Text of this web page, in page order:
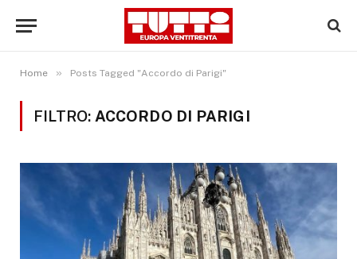
Home » Posts Tagged "Accordo di Parigi"
FILTRO: ACCORDO DI PARIGI